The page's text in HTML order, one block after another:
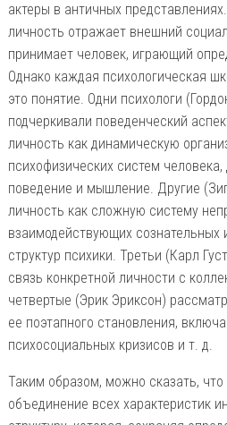
актеры в античных
личность отражает внешний
принимает человек, играющий
Однако каждая психологическая
это понятие. Одни психологи
подчеркивали поведенческий
личность как динамическую
психофизических систем
поведение и мышление. Другие
личность как сложную систему
взаимодействующих сознательных
структур психики. Третьи (Карл
связь конкретной личности с
четвертые (Эрик Эриксон)
ее поэтапного становления,
психосоциальных кризисов и т. д.
Таким образом, можно сказать, что
объединение всех характеристик